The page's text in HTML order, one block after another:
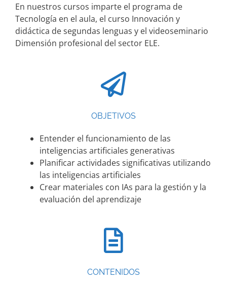
En nuestros cursos imparte el programa de
Tecnología en el aula, el curso Innovación y
didáctica de segundas lenguas y el videoseminario
Dimensión profesional del sector ELE.
OBJETIVOS
Entender el funcionamiento de las
inteligencias artificiales generativas
Planificar actividades significativas utilizando
las inteligencias artificiales
Crear materiales con IAs para la gestión y la
evaluación del aprendizaje
CONTENIDOS